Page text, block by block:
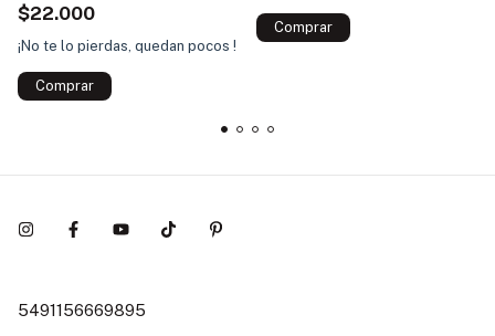
$22.000
¡No te lo pierdas, quedan pocos !
5491156669895